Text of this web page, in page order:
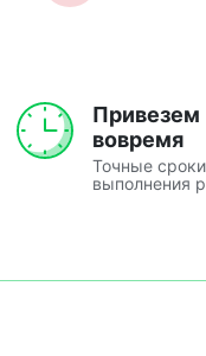
Привезем
вовремя
Точные сроки
выполнения